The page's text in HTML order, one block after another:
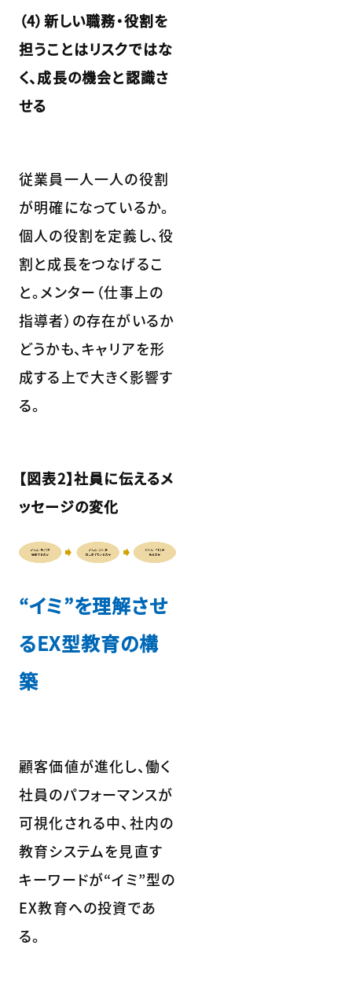
（4）新しい職務・役割を
担うことはリスクではな
く、成長の機会と認識さ
せる
従業員一人一人の役割
が明確になっているか。
個人の役割を定義し、役
割と成長をつなげるこ
と。メンター（仕事上の
指導者）の存在がいるか
どうかも、キャリアを形
成する上で大きく影響す
る。
【図表2】社員に伝えるメ
ッセージの変化
“イミ”を理解させ
るEX型教育の構
築
顧客価値が進化し、働く
社員のパフォーマンスが
可視化される中、社内の
教育システムを見直す
キーワードが“イミ”型の
EX教育への投資であ
る。